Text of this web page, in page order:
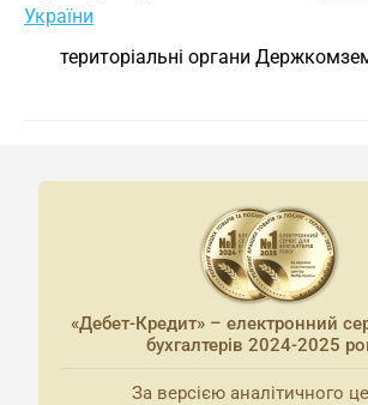
України
територіальні органи
«Дебет-Кредит» – електронний
бухгалтерів 2024-2025
За версією аналітичного